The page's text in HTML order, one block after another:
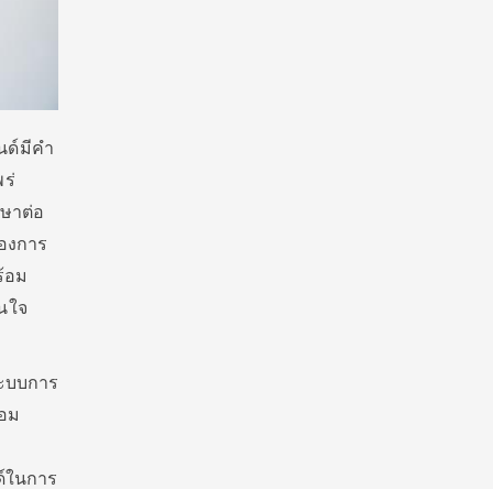
ด์มีคำ
ร่
าต่อ
งการ
อม
ใจ
บบการ
ม
ในการ